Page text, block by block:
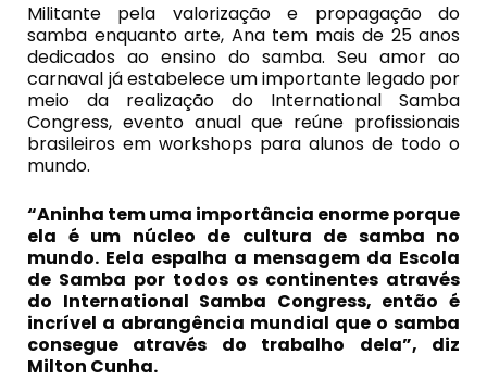
Militante pela valorização e propagação do
samba enquanto arte, Ana tem mais de 25 anos
dedicados ao ensino do samba. Seu amor ao
carnaval já estabelece um importante legado por
meio da realização do International Samba
Congress, evento anual que reúne profissionais
brasileiros em workshops para alunos de todo o
mundo.
“Aninha tem uma importância enorme porque
ela é um núcleo de cultura de samba no
mundo. Eela espalha a mensagem da Escola
de Samba por todos os continentes através
do International Samba Congress, então é
incrível a abrangência mundial que o samba
consegue através do trabalho dela”, diz
Milton Cunha.